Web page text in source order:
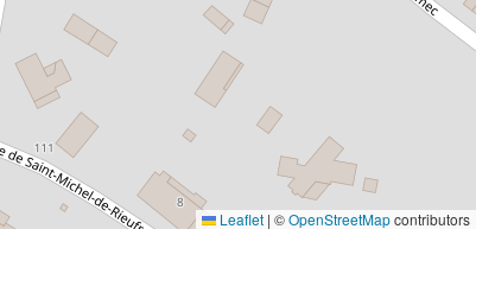
Leaflet | ©OpenStreetMapcontributors